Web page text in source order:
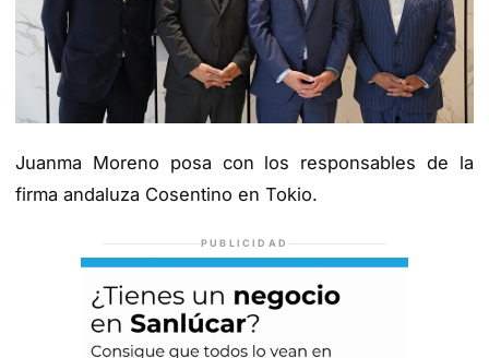
Juanma Moreno posa con los responsables de la
firma andaluza Cosentino en Tokio.
PUBLICIDAD